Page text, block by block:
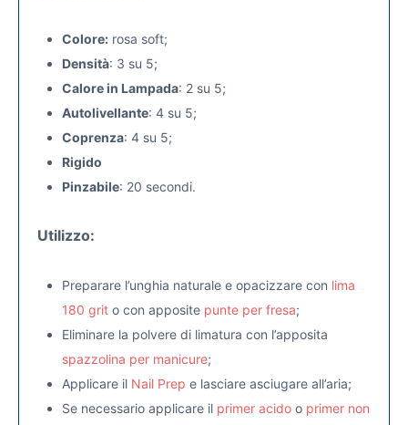
Colore: rosa soft;
Densità: 3 su 5;
Calore in Lampada: 2 su 5;
Autolivellante: 4 su 5;
Coprenza: 4 su 5;
Rigido
Pinzabile: 20 secondi.
Utilizzo:
Preparare l’unghia naturale e opacizzare con lima
180 grit o con apposite punte per fresa;
Eliminare la polvere di limatura con l’apposita
spazzolina per manicure;
Applicare il Nail Prep e lasciare asciugare all’aria;
Se necessario applicare il primer acido o primer non